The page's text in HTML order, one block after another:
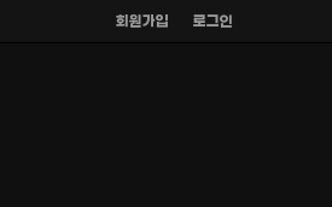
회원가입 로그인